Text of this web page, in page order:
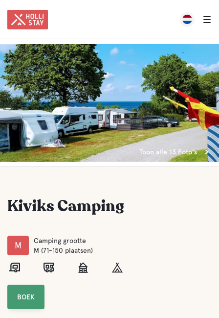
Toon alle 13 Foto's
Kiviks Camping
M
Camping grootte
M (71-150 plaatsen)
BOEK